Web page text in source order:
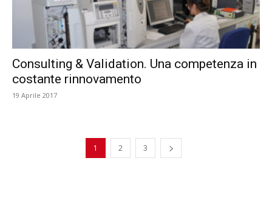
Consulting & Validation. Una competenza in
costante rinnovamento
19 Aprile 2017
1 2 3